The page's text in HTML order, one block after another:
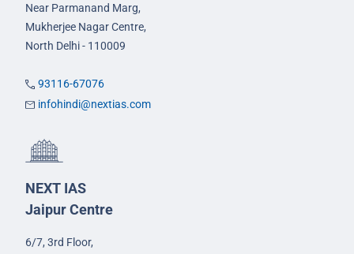
Near Parmanand Marg,
Mukherjee Nagar Centre,
North Delhi - 110009
93116-67076
infohindi@nextias.com
NEXT IAS
Jaipur Centre
6/7, 3rd Floor,